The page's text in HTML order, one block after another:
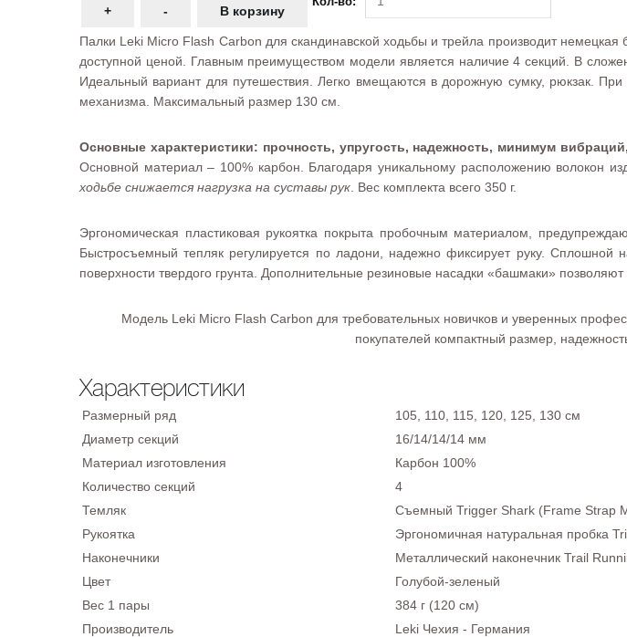
Палки Leki Micro Flash Carbon для скандинавской ходьбы и трейла производит
доступной ценой. Главным преимуществом модели является наличие 4 секций. В
Идеальный вариант для путешествия. Легко вмещаются в дорожную сумку, рюкзак.
механизма. Максимальный размер 130 см.
Основные характеристики: прочность, упругость, надежность, минимум
Основной материал – 100% карбон. Благодаря уникальному расположению волокон
ходьбе снижается нагрузка на суставы рук . Вес комплекта всего 350 г.
Эргономическая пластиковая рукоятка покрыта пробочным материалом,
Быстросъемный тепляк регулируется по ладони, надежно фиксирует руку. Сплошной
поверхности твердого грунта. Дополнительные резиновые насадки «башмаки»
Модель Leki Micro Flash Carbon для требовательных новичков и уверенных
покупателей компактный размер,
Характеристики
Размерный ряд
105, 110, 115, 120, 125, 130 см
Диаметр секций
16/14/14/14 мм
Материал изготовления
Карбон 100%
Количество секций
4
Темляк
Съемный Trigger Shark (Frame Strap
Рукоятка
Эргономичная натуральная пробка
Наконечники
Металлический наконечник Trail
Цвет
Голубой-зеленый
Вес 1 пары
384 г (120 см)
Производитель
Leki Чехия - Германия